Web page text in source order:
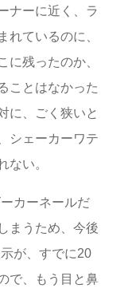
ナーに近く、ラ
れているのに、
に残ったのか、
ことはなかった
に、ごく狭いと
シェーカーワテ
ない。
カーネールだ
まうため、今後
が、すでに20
で、もう目と鼻